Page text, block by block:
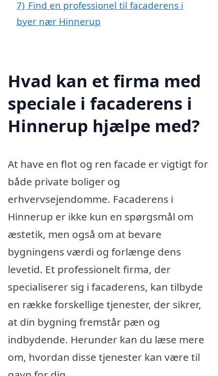
7) Find en professionel til facaderens i
byer nær Hinnerup
Hvad kan et firma med
speciale i facaderens i
Hinnerup hjælpe med?
At have en flot og ren facade er vigtigt for
både private boliger og
erhvervsejendomme. Facaderens i
Hinnerup er ikke kun en spørgsmål om
æstetik, men også om at bevare
bygningens værdi og forlænge dens
levetid. Et professionelt firma, der
specialiserer sig i facaderens, kan tilbyde
en række forskellige tjenester, der sikrer,
at din bygning fremstår pæn og
indbydende. Herunder kan du læse mere
om, hvordan disse tjenester kan være til